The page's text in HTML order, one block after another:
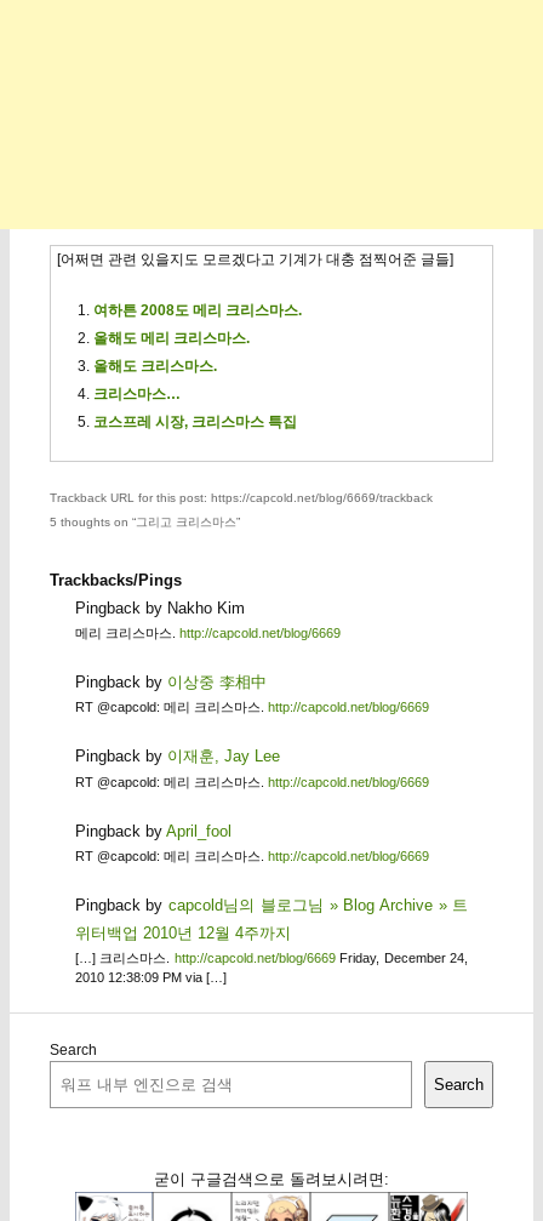
[어쩌면 관련 있을지도 모르겠다고 기계가 대충 점찍어준 글들]
여하튼 2008도 메리 크리스마스.
올해도 메리 크리스마스.
올해도 크리스마스.
크리스마스…
코스프레 시장, 크리스마스 특집
Trackback URL for this post: https://capcold.net/blog/6669/trackback
5 thoughts on “그리고 크리스마스”
Trackbacks/Pings
Pingback by Nakho Kim
메리 크리스마스. http://capcold.net/blog/6669
Pingback by 이상중 李相中
RT @capcold: 메리 크리스마스. http://capcold.net/blog/6669
Pingback by 이재훈, Jay Lee
RT @capcold: 메리 크리스마스. http://capcold.net/blog/6669
Pingback by April_fool
RT @capcold: 메리 크리스마스. http://capcold.net/blog/6669
Pingback bycapcold님의 블로그님 » Blog Archive » 트
위터백업 2010년 12월 4주까지
[…] 크리스마스. http://capcold.net/blog/6669Friday, December 24,
2010 12:38:09 PM via […]
Search
Search
굳이 구글검색으로 돌려보시려면: